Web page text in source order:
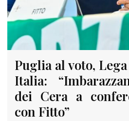
Puglia al voto,
Italia:
dei Cera a
con Fitto”